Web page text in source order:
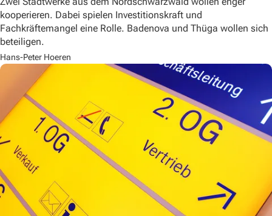
kooperieren. Dabei spielen Investitionskraft und
Fachkräftemangel eine Rolle. Badenova und Thüga wollen sich
beteiligen.
Hans-Peter Hoeren